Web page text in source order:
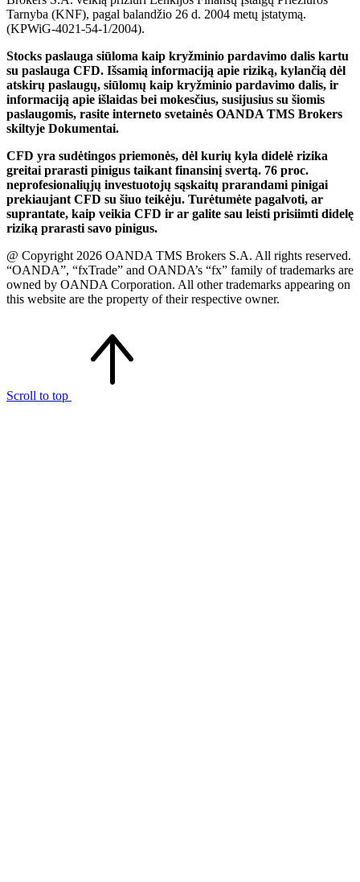
Tarnyba (KNF), pagal balandžio 26 d. 2004 metų įstatymą.
(KPWiG-4021-54-1/2004).
Stocks paslauga siūloma kaip kryžminio pardavimo dalis kartu
su paslauga CFD. Išsamią informaciją apie riziką, kylančią dėl
atskirų paslaugų, siūlomų kaip kryžminio pardavimo dalis, ir
informaciją apie išlaidas bei mokesčius, susijusius su šiomis
paslaugomis, rasite interneto svetainės OANDA TMS Brokers
skiltyje Dokumentai.
CFD yra sudėtingos priemonės, dėl kurių kyla didelė rizika
greitai prarasti pinigus taikant finansinį svertą. 76 proc.
neprofesionaliųjų investuotojų sąskaitų prarandami pinigai
prekiaujant CFD su šiuo teikėju. Turėtumėte pagalvoti, ar
suprantate, kaip veikia CFD ir ar galite sau leisti prisiimti didelę
riziką prarasti savo pinigus.
@ Copyright 2026 OANDA TMS Brokers S.A. All rights reserved.
“OANDA”, “fxTrade” and OANDA’s “fx” family of trademarks are
owned by OANDA Corporation. All other trademarks appearing on
this website are the property of their respective owner.
Scroll to top